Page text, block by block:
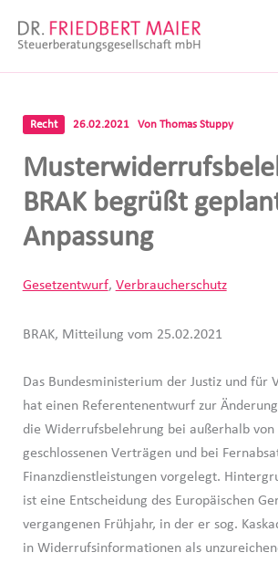
Inhalt
Recht 26.02.2021 Von Thomas Stuppy
BRAK begrüßt
Anpassung
Gesetzentwurf, Verbraucherschutz
BRAK, Mitteilung vom 25.02.2021
Das Bundesministerium der Justiz und für
hat einen Referentenentwurf zur
die Widerrufsbelehrung bei außerhalb von
geschlossenen Verträgen und bei
Finanzdienstleistungen vorgelegt.
ist eine Entscheidung des Europäischen
vergangenen Frühjahr, in der er sog.
in Widerrufsinformationen als